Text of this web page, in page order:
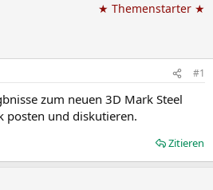
★ Themenstarter ★
#1
zum neuen 3D Mark Steel
posten und diskutieren.
Zitieren